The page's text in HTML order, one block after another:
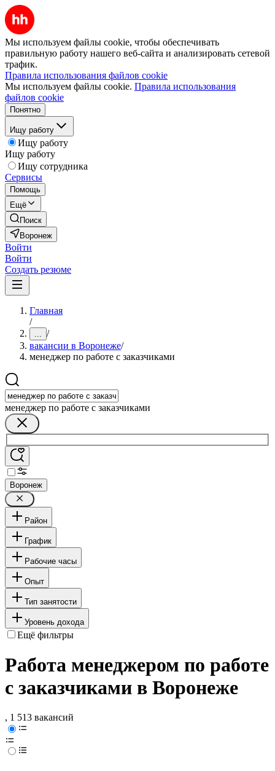
Мы используем файлы cookie, чтобы обеспечивать
правильную работу нашего веб-сайта и анализировать сетевой
трафик.
Правила использования файлов cookie
Мы используем файлы cookie. Правила использования
файлов cookie
Понятно
Ищу работу
Ищу работу
Ищу работу
Ищу сотрудника
Сервисы
Помощь
Ещё
Поиск
Воронеж
Войти
Войти
Создать резюме
Главная
/
... /
вакансии в Воронеже/
менеджер по работе с заказчиками
менеджер по работе с заказчиками
Воронеж
Район
График
Рабочие часы
Опыт
Тип занятости
Уровень дохода
Ещё фильтры
Работа менеджером по работе
с заказчиками в Воронеже
, 1 513 вакансий